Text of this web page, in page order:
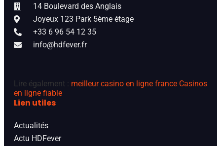
14 Boulevard des Anglais
Joyeux 123 Park 5ème étage
+33 6 96 54 12 35
info@hdfever.fr
Lire également : meilleur casino en ligne france Casinos
en ligne fiable
Lien utiles
Actualités
Actu HDFever